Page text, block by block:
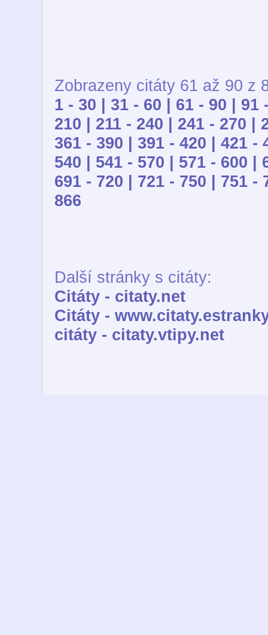
Zobrazeny citáty 61 až 90 z
1 - 30 | 31 - 60 | 61 - 90 | 91
210 | 211 - 240 | 241 - 270 |
361 - 390 | 391 - 420 | 421 -
540 | 541 - 570 | 571 - 600 |
691 - 720 | 721 - 750 | 751 -
866
Další stránky s citáty:
Citáty - citaty.net
Citáty -
citáty - citaty.vtipy.net